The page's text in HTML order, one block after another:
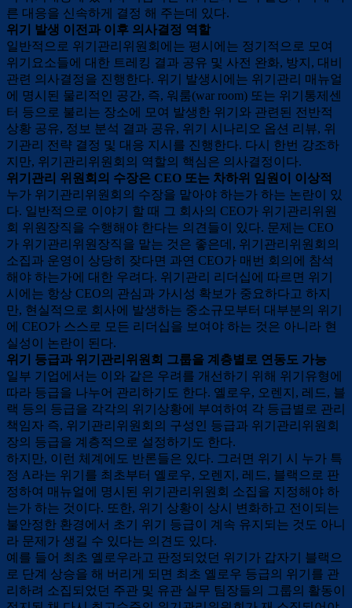
른 대응을 신속하게 결정 해 주는데 있다.
위기 발생 이전과 이후 의사결정 역할
일반적으로 위기관리위원회에는 평시에는 정기적으로 모여
위기요소들에 대한 트레킹 결과 공유 및 사전 완화, 방지, 대비
관련 의사결정을 진행한다. 위기 발생시에는 위기관리 매뉴얼
에 명시된 물리적인 공간, 즉, 워룸(war room) 또는 위기통제센
터 등으로 불리는 장소에 모여 발생한 위기와 관련된 전반적
상황 공유, 정보 분석 결과 공유, 위기 시나리오 옵션 리뷰, 위
기관리 전략 결정 및 대응 지시를 진행한다. 다시 한번 강조하
지만, 위기관리위원회의 역할의 핵심은 의사결정이다.
위기관리 위원회의 수장은 CEO 또는 차하위 임원이 이상적
누가 위기관리위원회의 수장을 맡아야 하는가 하는 논란이 있
다. 일반적으로 이야기 할 때 그 회사의 CEO가 위기관리위원
회 위원장직을 수행해야 한다는 의견들이 있다. 문제는 CEO
가 위기관리위원장직을 맡는 것은 좋은데, 위기관리위원회의
소집과 운영이 상당히 잦다면 과연 CEO가 매번 회의에 참석
해야 하는가에 대한 우려다. 위기관리 리더십에 따르면 위기
시에는 항상 CEO의 관심과 가시성 확보가 중요하다고 하지
만, 현실적으로 회사에 발생하는 중소규모부터 대부분의 위기
에 CEO가 스스로 모든 리더십을 보여야 하는 것은 아니라 현
실성이 논란이 된다.
위기 등급과 위기관리위원회 그룹을 계층별로 연동도 가능
일부 기업에서는 이와 같은 우려를 개선하기 위해 위기유형에
따라 등급을 나누어 관리하기도 한다. 옐로우, 오렌지, 레드, 블
랙 등의 등급을 각각의 위기상황에 부여하여 각 등급별로 관리
책임자 즉, 위기관리위원회의 구성인 등급과 위기관리위원회
장의 등급을 계층적으로 설정하기도 한다.
하지만, 이런 체계에도 반론들은 있다. 그러면 위기 시 누가 특
정 A라는 위기를 최초부터 옐로우, 오렌지, 레드, 블랙으로 판
정하여 매뉴얼에 명시된 위기관리위원회 소집을 지정해야 하
는가 하는 것이다. 또한, 위기 상황이 상시 변화하고 전이되는
불안정한 환경에서 초기 위기 등급이 계속 유지되는 것도 아니
라 문제가 생길 수 있다는 의견도 있다.
예를 들어 최초 옐로우라고 판정되었던 위기가 갑자기 블랙으
로 단계 상승을 해 버리게 되면 최초 옐로우 등급의 위기를 관
리하려 소집되었던 주관 및 유관 실무 팀장들의 그룹의 활동이